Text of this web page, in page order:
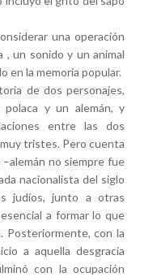
una operación
, un sonido y un animal
en la memoria popular.
de dos personajes,
polaca y un alemán, y
entre las dos
tristes. Pero cuenta
no siempre fue
nacionalista del siglo
judíos, junto a otras
a formar lo que
Posteriormente, con la
a aquella desgracia
con la ocupación